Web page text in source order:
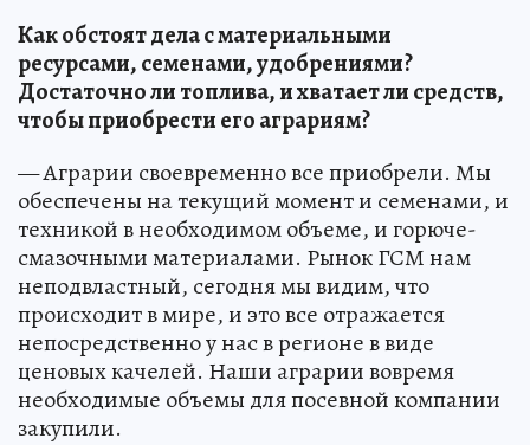
Как обстоят дела с материальными
ресурсами, семенами, удобрениями?
Достаточно ли топлива, и хватает ли средств,
чтобы приобрести его аграриям?
— Аграрии своевременно все приобрели. Мы
обеспечены на текущий момент и семенами, и
техникой в необходимом объеме, и горюче-
смазочными материалами. Рынок ГСМ нам
неподвластный, сегодня мы видим, что
происходит в мире, и это все отражается
непосредственно у нас в регионе в виде
ценовых качелей. Наши аграрии вовремя
необходимые объемы для посевной компании
закупили.